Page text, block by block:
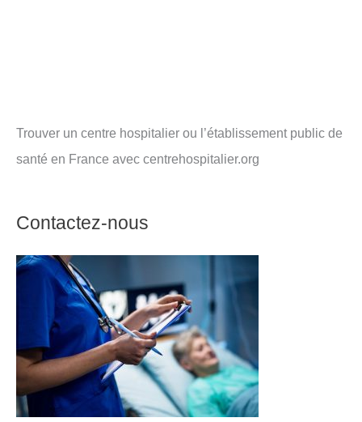
Trouver un centre hospitalier ou l’établissement public de
santé en France avec centrehospitalier.org
Contactez-nous